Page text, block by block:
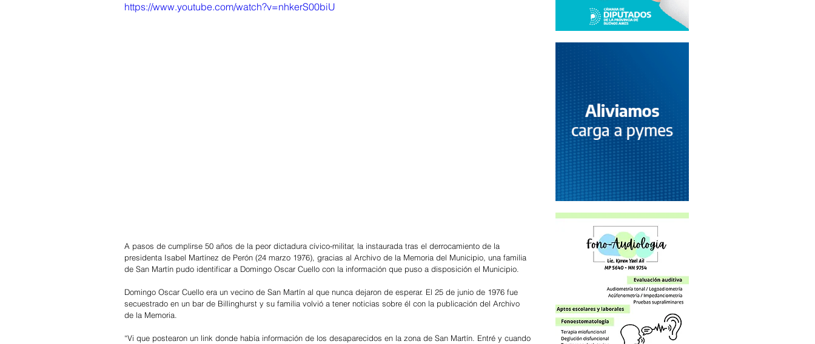
https://www.youtube.com/watch?v=nhkerS00biU
A pasos de cumplirse 50 años de la peor dictadura cívico-militar, la instaurada tras el derrocamiento de la
presidenta Isabel Martínez de Perón (24 marzo 1976), gracias al Archivo de la Memoria del Municipio, una familia
de San Martín pudo identificar a Domingo Oscar Cuello con la información que puso a disposición el Municipio.
Domingo Oscar Cuello era un vecino de San Martín al que nunca dejaron de esperar. El 25 de junio de 1976 fue
secuestrado en un bar de Billinghurst y su familia volvió a tener noticias sobre él con la publicación del Archivo
de la Memoria.
“Vi que postearon un link donde había información de los desaparecidos en la zona de San Martín. Entré y cuando